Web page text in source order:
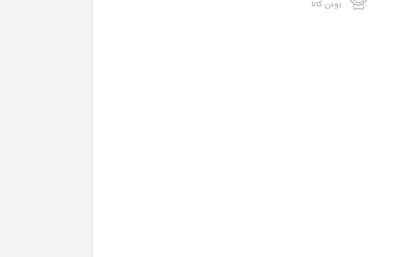
بودن کالا